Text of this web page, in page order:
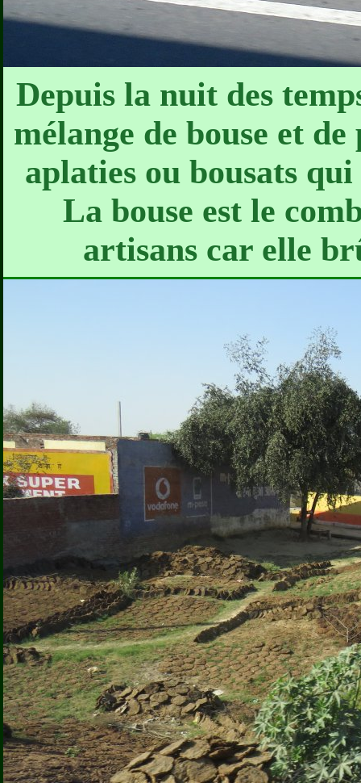
Depuis la nuit des
mélange de bouse et
aplaties ou bousats
La bouse est le
artisans car elle